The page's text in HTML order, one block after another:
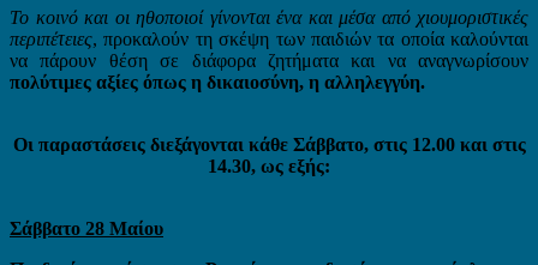
Το κοινό και οι ηθοποιοί γίνονται ένα και μέσα από χιουμοριστικές
περιπέτειες, προκαλούν τη σκέψη των παιδιών τα οποία καλούνται
να πάρουν θέση σε διάφορα ζητήματα και να αναγνωρίσουν
πολύτιμες αξίες όπως η δικαιοσύνη, η αλληλεγγύη.
Οι παραστάσεις διεξάγονται κάθε Σάββατο, στις 12.00 και στις
14.30, ως εξής:
Σάββατο 28 Μαίου